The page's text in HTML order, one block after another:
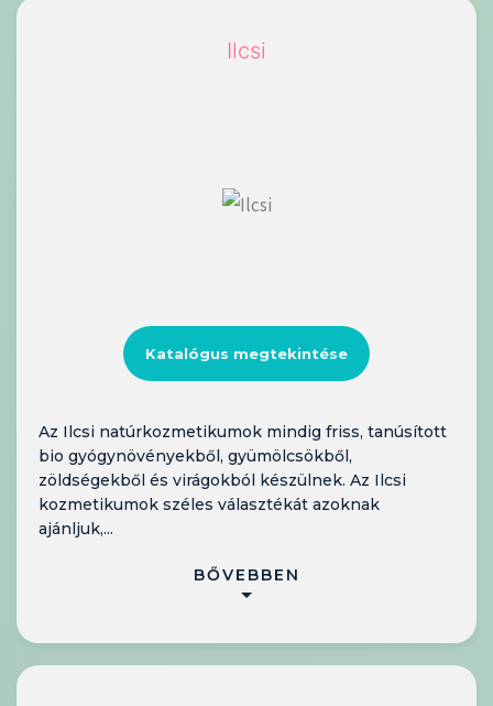
Ilcsi
Katalógus megtekintése
Az Ilcsi natúrkozmetikumok mindig friss, tanúsított
bio gyógynövényekből, gyümölcsökből,
zöldségekből és virágokból készülnek. Az Ilcsi
kozmetikumok széles választékát azoknak
ajánljuk,...
BŐVEBBEN